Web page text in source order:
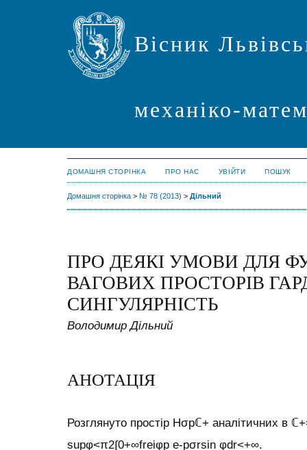
Вісник
механіко-
ДОМАШНЯ СТОРІНКА ПРО НАС УВІЙТИ ПОШУК
Домашня сторінка > № 78 (2013) > Дільний
ПРО ДЕЯКІ УМОВИ ДЛЯ
ВАГОВИХ ПРОСТОРІВ
СИНГУЛЯРНІСТЬ
Володимир Дільний
АНОТАЦІЯ
Розглянуто простір Hσpℂ+ аналітичних в ℂ+
supφ<π2∫0+∞freiφp e-pσrsin φdr<+∞.